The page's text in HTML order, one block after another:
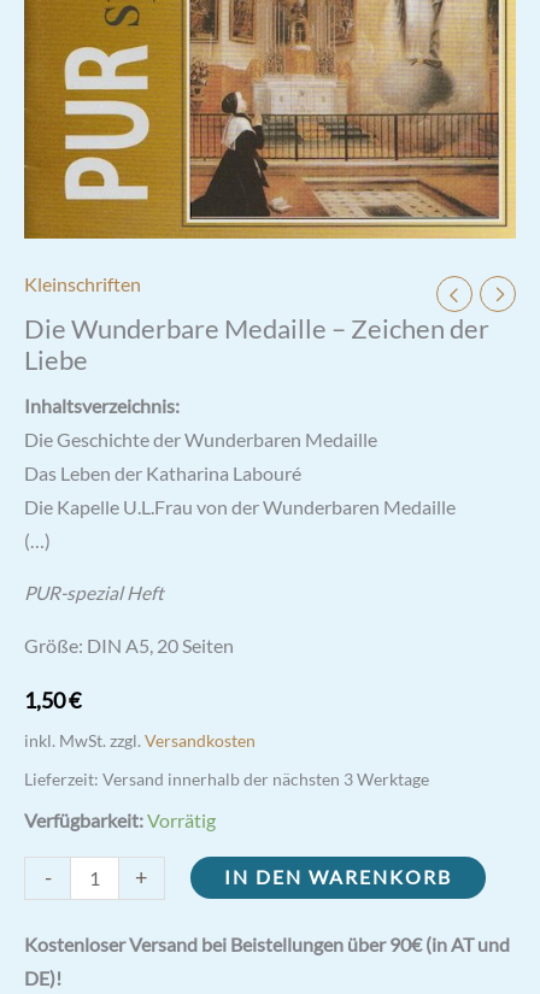
Kleinschriften
Die Wunderbare Medaille – Zeichen der
Liebe
Inhaltsverzeichnis:
Die Geschichte der Wunderbaren Medaille
Das Leben der Katharina Labouré
Die Kapelle U.L.Frau von der Wunderbaren Medaille
(…)
PUR-spezial Heft
Größe: DIN A5, 20 Seiten
1,50€
inkl. MwSt. zzgl. Versandkosten
Lieferzeit: Versand innerhalb der nächsten 3 Werktage
Verfügbarkeit:Vorrätig
-
Wunderbare
Medaille
-
+ IN DEN WARENKORB
Kostenloser Versand bei Beistellungen über 90€ (in AT und
DE)!